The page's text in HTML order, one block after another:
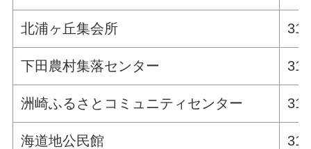
北浦ヶ丘集会所
下田農村集落センター
洲崎ふるさとコミュニティセンター
海道地公民館